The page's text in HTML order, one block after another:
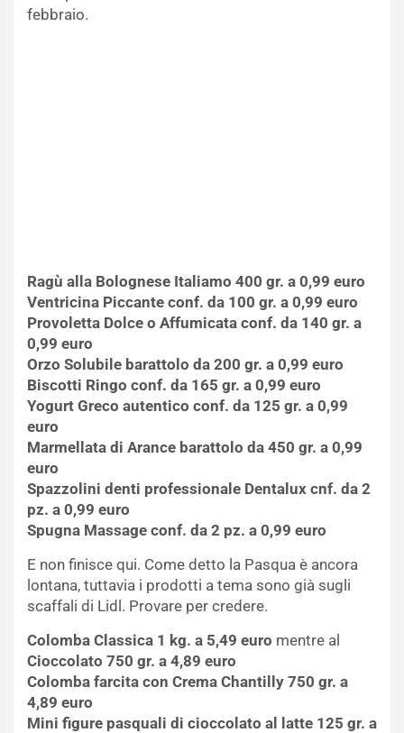
febbraio.
Ragù alla Bolognese Italiamo 400 gr. a 0,99 euro
Ventricina Piccante conf. da 100 gr. a 0,99 euro
Provoletta Dolce o Affumicata conf. da 140 gr. a
0,99 euro
Orzo Solubile barattolo da 200 gr. a 0,99 euro
Biscotti Ringo conf. da 165 gr. a 0,99 euro
Yogurt Greco autentico conf. da 125 gr. a 0,99
euro
Marmellata di Arance barattolo da 450 gr. a 0,99
euro
Spazzolini denti professionale Dentalux cnf. da 2
pz. a 0,99 euro
Spugna Massage conf. da 2 pz. a 0,99 euro
E non finisce qui. Come detto la Pasqua è ancora
lontana, tuttavia i prodotti a tema sono già sugli
scaffali di Lidl. Provare per credere.
Colomba Classica 1 kg. a 5,49 euro mentre al
Cioccolato 750 gr. a 4,89 euro
Colomba farcita con Crema Chantilly 750 gr. a
4,89 euro
Mini figure pasquali di cioccolato al latte 125 gr. a